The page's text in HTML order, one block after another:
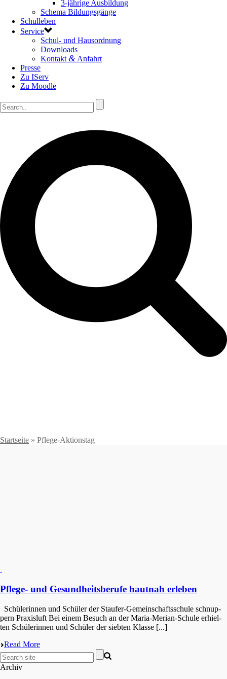
3-jährige Ausbildung
Schema Bildungsgänge
Schulleben
Service
Schul- und Hausordnung
Downloads
Kontakt & Anfahrt
Presse
Zu IServ
Zu Moodle
Startseite » Pflege-Aktionstag
Pflege- und Gesundheitsberufe hautnah erleben
Schüle­rin­nen und Schüler der Staufer-Gemein­schafts­schu­le schnup­
pern Praxisluft Bei einem Besuch an der Maria-Merian-Schule erhiel­
ten Schüle­rin­nen und Schüler der siebten Klasse [...]
Read More
Archiv